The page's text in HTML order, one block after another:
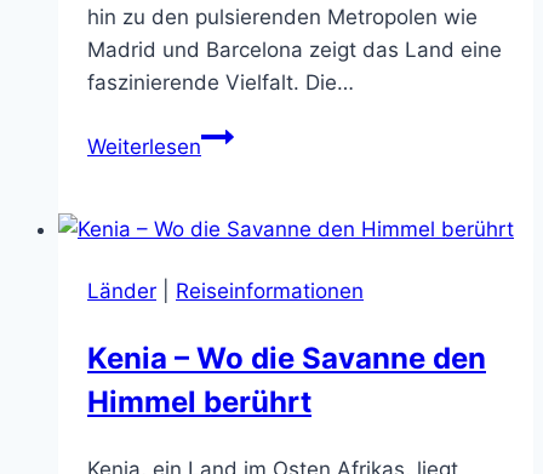
hin zu den pulsierenden Metropolen wie
Madrid und Barcelona zeigt das Land eine
faszinierende Vielfalt. Die…
WeiterlesenSpanien
Leidenschaft
Leben
Länder Reiseinformationen
Kenia – Wo die Savanne den
Himmel berührt
Kenia, ein Land im Osten Afrikas, liegt